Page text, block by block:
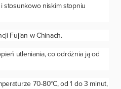
stosunkowo niskim stopniu
Fujian w Chinach.
utleniania, co odróżnia ją od
70-80°C, od 1 do 3 minut,